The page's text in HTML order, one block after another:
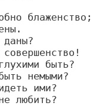
быть?
немыми?
ими?
любить?